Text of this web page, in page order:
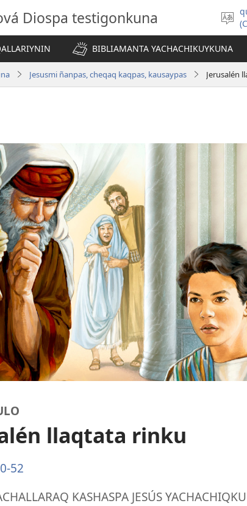
Diospa testigonkuna
BIBLIAMANTA YACHACHIKUYKUNA
Jesusmi ñanpas, cheqaq kaqpas, kausaypas Jerusalén
llaqtata rinku
52
KASHASPA JESÚS